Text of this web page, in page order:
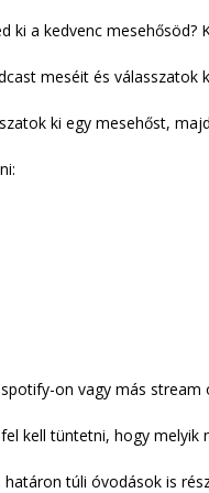
ki a kedvenc mesehősöd?
meséit és válasszatok
ki egy mesehőst,
on vagy más stream
kell tüntetni, hogy melyik
túli óvodások is